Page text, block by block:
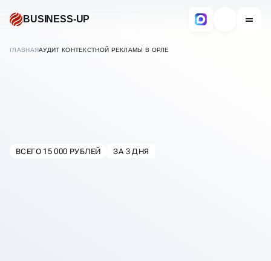
BUSINESS-UP
ГЛАВНАЯАУДИТ КОНТЕКСТНОЙ РЕКЛАМЫ В ОРЛЕ
КАМПАНИЙ
ВСЕГО 15 000 РУБЛЕЙ ЗА 3 ДНЯ